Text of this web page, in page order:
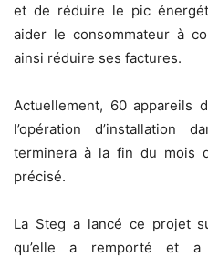
et de réduire le pic
aider le consommateur à
ainsi réduire ses factures.
Actuellement, 60 appareils
l’opération d’installation
terminera à la fin du mois
précisé.
La Steg a lancé ce projet
qu’elle a remporté et a